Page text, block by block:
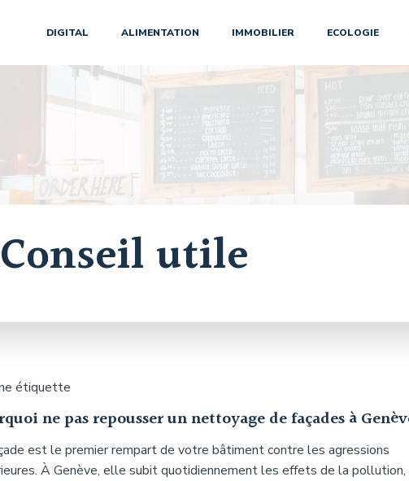
DIGITAL ALIMENTATION IMMOBILIER ECOLOGIE
Conseil utile
étiquette
ne pas repousser un nettoyage de façades à
est le premier rempart de votre bâtiment contre les agressions
À Genève, elle subit quotidiennement les effets de la pollution,